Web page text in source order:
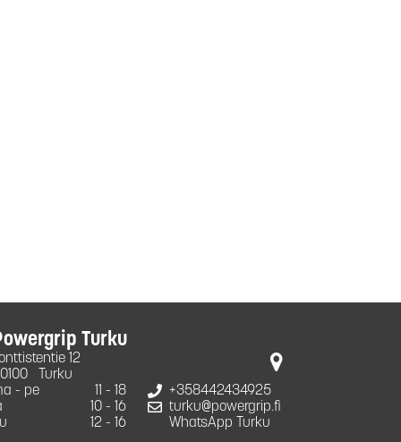
Turku
12
Turku
- pe
11 - 18
10 - 16
12 - 16
+358442434925
turku@powergrip.fi
WhatsApp Turku